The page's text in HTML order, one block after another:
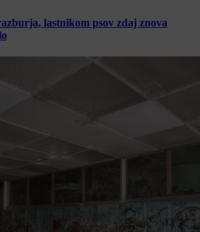
lastnikom psov zdaj znova